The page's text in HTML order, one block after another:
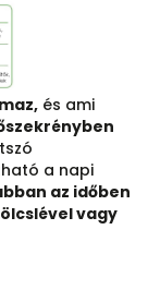
és ami
a napi
az időben
vagy